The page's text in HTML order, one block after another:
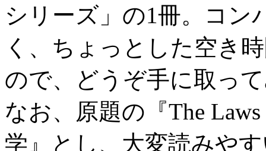
シリーズ」の1冊。コン
く、ちょっとした空き
ので、どうぞ手に取っ
なお、原題の『The
学』とし、大変読みや